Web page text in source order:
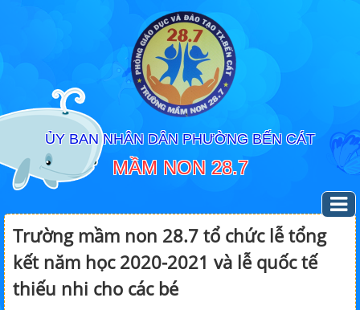
ỦY BAN NHÂN DÂN PHƯỜNG BẾN CÁT
MẦM NON 28.7
Trường mầm non 28.7 tổ chức lễ tổng
kết năm học 2020-2021 và lễ quốc tế
thiếu nhi cho các bé